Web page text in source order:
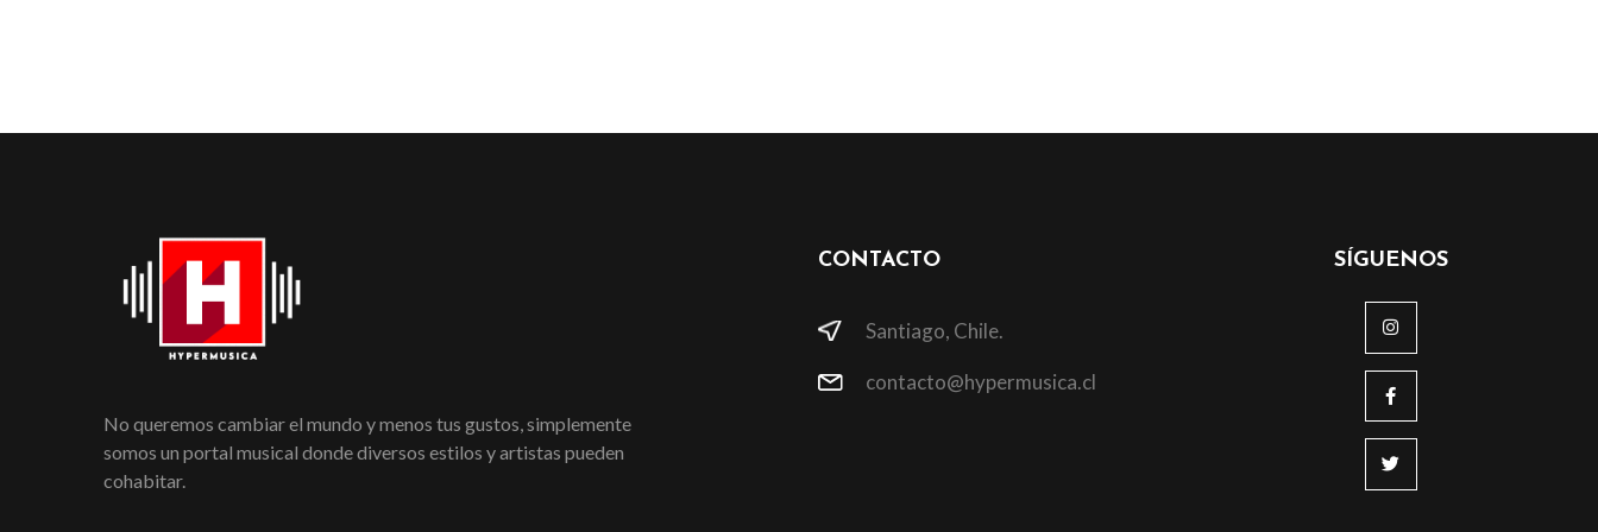
No queremos cambiar el mundo y menos tus gustos, simplemente
somos un portal musical donde diversos estilos y artistas pueden
cohabitar.
CONTACTO
Santiago, Chile.
contacto@hypermusica.cl
SÍGUENOS